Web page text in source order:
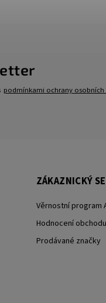
podmínkami ochrany osobních
ZÁKAZNICKÝ
Věrnostní program
Hodnocení obchodu
Prodávané značky